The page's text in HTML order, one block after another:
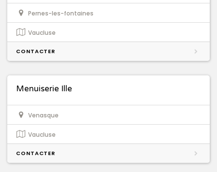
Pernes-les-fontaines
Vaucluse
CONTACTER
Menuiserie Ille
Venasque
Vaucluse
CONTACTER